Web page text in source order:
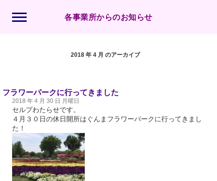
各事業所からのお知らせ
2018 年 4 月 のアーカイブ
フラワーパークに行ってきました
2018 年 4 月 30 日 月曜日
セルプわたらせです。
４月３０日の休日開所はぐんまフラワーパークに行ってきまし
た！